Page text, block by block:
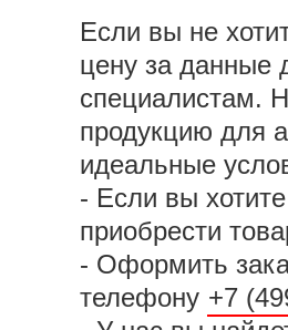
Если вы не
цену за данные
специалистам.
продукцию для
идеальные
- Если вы
приобрести
- Оформить
телефону +7